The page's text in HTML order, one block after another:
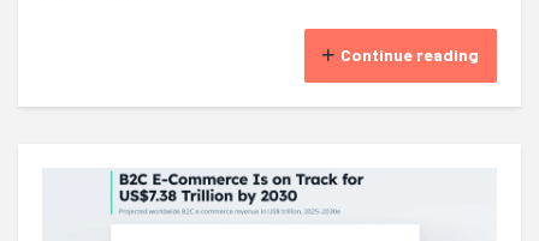
Continue reading